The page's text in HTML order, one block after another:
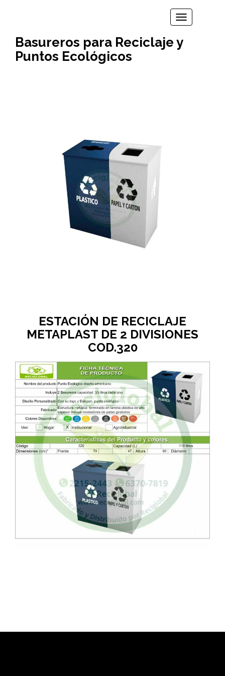
TOGGLE
Basureros para Reciclaje y
Puntos Ecológicos
ESTACIÓN DE RECICLAJE
METAPLAST DE 2 DIVISIONES
COD.320